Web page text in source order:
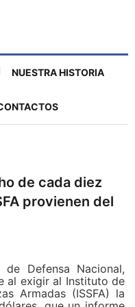
NUESTRA HISTORIA
de cada diez
provienen del
Defensa Nacional,
al exigir al Instituto de
Armadas (ISSFA) la